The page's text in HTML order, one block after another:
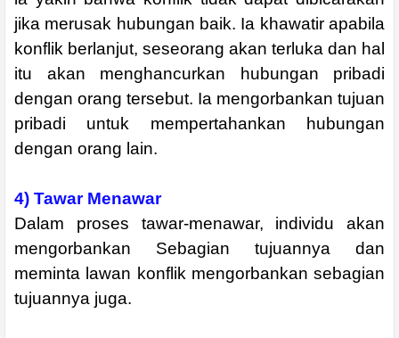
jika merusak hubungan baik. Ia khawatir apabila
konflik berlanjut, seseorang akan terluka dan hal
itu akan menghancurkan hubungan pribadi
dengan orang tersebut. Ia mengorbankan tujuan
pribadi untuk mempertahankan hubungan
dengan orang lain.
4) Tawar Menawar
Dalam proses tawar-menawar, individu akan
mengorbankan Sebagian tujuannya dan
meminta lawan konflik mengorbankan sebagian
tujuannya juga.